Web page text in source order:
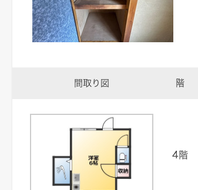
間取り図 階
4階